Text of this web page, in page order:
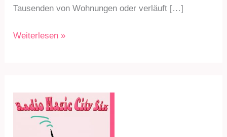
Tausenden von Wohnungen oder verläuft […]
RMC6
28.3.22
Weiterlesen »